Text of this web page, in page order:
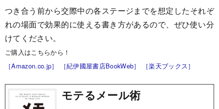
つき合う前から交際中の各ステージまでを想定したそれぞ
れの場面で効果的に使える書き方があるので、ぜひ使い分
けてください。
ご購入はこちらから！
［Amazon.co.jp］
［紀伊國屋書店BookWeb］ ［楽天ブックス］
モテるメール術